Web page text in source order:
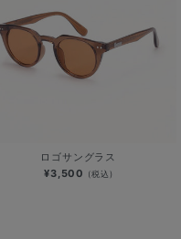
ロゴサングラス
¥3,500 (税込)